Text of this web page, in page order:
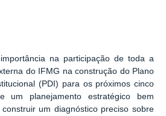
na participação de toda a
do IFMG na construção do Plano
(PDI) para os próximos cinco
um planejamento estratégico bem
um diagnóstico preciso sobre